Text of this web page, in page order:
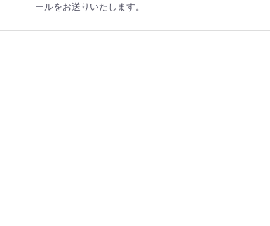
ールをお送りいたします。